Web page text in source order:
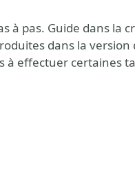
à pas. Guide dans la
dans la version
à effectuer certaines